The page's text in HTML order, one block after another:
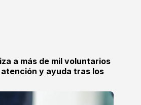
a más de mil voluntarios
y ayuda tras los